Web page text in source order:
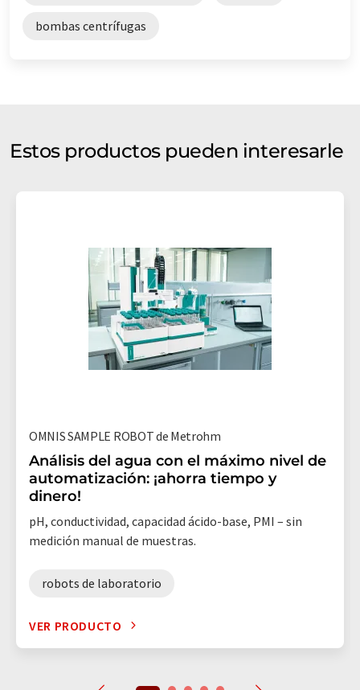
bombas centrífugas
Estos productos pueden interesarle
OMNIS SAMPLE ROBOT de Metrohm
Análisis del agua con el máximo nivel de
automatización: ¡ahorra tiempo y
dinero!
pH, conductividad, capacidad ácido-base, PMI – sin
medición manual de muestras.
robots de laboratorio
VER PRODUCTO